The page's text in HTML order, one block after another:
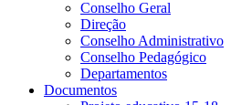
Conselho Geral
Direção
Conselho Administrativo
Conselho Pedagógico
Departamentos
Documentos